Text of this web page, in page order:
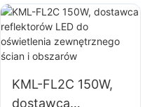
oświetlenia
zewnętrznych
billboardów i
reklamowych
KML-FL2C 150W,
dostawca